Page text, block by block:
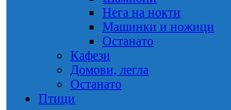
Нега на нокти
Машинки и ножици
Останато
Кафези
Домови, легла
Останато
Птици